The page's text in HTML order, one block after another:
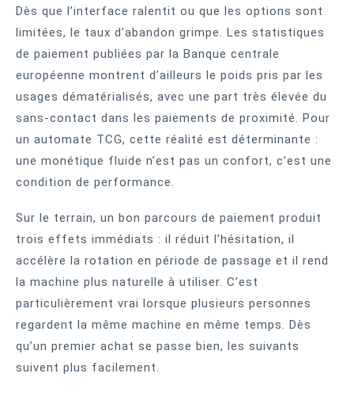
Dès que l’interface ralentit ou que les options sont
limitées, le taux d’abandon grimpe. Les statistiques
de paiement publiées par la Banque centrale
européenne montrent d’ailleurs le poids pris par les
usages dématérialisés, avec une part très élevée du
sans-contact dans les paiements de proximité. Pour
un automate TCG, cette réalité est déterminante :
une monétique fluide n’est pas un confort, c’est une
condition de performance.
Sur le terrain, un bon parcours de paiement produit
trois effets immédiats : il réduit l’hésitation, il
accélère la rotation en période de passage et il rend
la machine plus naturelle à utiliser. C’est
particulièrement vrai lorsque plusieurs personnes
regardent la même machine en même temps. Dès
qu’un premier achat se passe bien, les suivants
suivent plus facilement.